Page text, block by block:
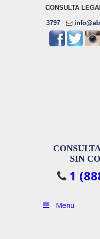
CONSULTA
3797
SIN
1
Menu